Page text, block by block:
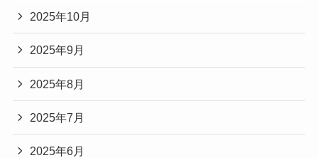
2025年10月
2025年9月
2025年8月
2025年7月
2025年6月